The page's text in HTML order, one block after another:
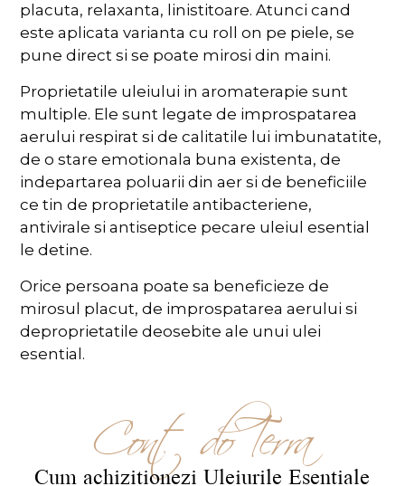
placuta, relaxanta, linistitoare. Atunci cand
este aplicata varianta cu roll on pe piele, se
pune direct si se poate mirosi din maini.
Proprietatile uleiului in aromaterapie sunt
multiple. Ele sunt legate de improspatarea
aerului respirat si de calitatile lui imbunatatite,
de o stare emotionala buna existenta, de
indepartarea poluarii din aer si de beneficiile
ce tin de proprietatile antibacteriene,
antivirale si antiseptice pecare uleiul esential
le detine.
Orice persoana poate sa beneficieze de
mirosul placut, de improspatarea aerului si
deproprietatile deosebite ale unui ulei
esential.
Cont doTerra
Cum achiziționezi Uleiurile Esențiale